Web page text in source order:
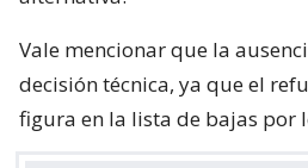
Vale mencionar que la
decisión técnica, ya que el
figura en la lista de bajas por